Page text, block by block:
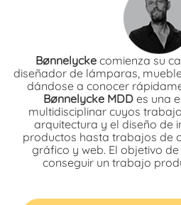
Bønnelycke comienza su
diseñador de lámparas,
dándose a conocer
Bønnelycke MDDes una
multidisciplinar cuyos
arquitectura y el diseño de
productos hasta trabajos de
gráfico y web. El objetivo
conseguir un trabajo